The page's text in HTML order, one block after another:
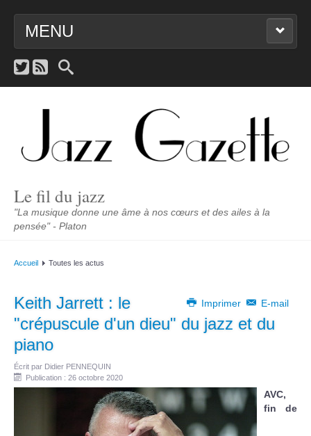
MENU
ACCUEIL
JAZZENDA
PORTRAITS
Le fil du jazz
"La musique donne une âme à nos cœurs et des ailes à la
pensée" - Platon
Accueil Toutes les actus
Imprimer E-mail
Keith Jarrett : le
"crépuscule d'un dieu" du jazz et du
piano
Écrit par Didier PENNEQUIN
Publication : 26 octobre 2020
AVC,
fin de